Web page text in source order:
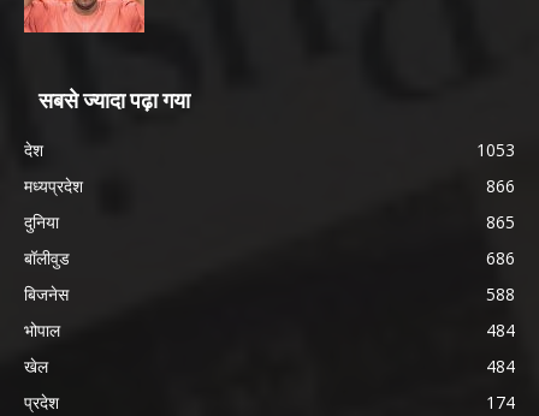
सबसे ज्यादा पढ़ा गया
देश
1053
मध्यप्रदेश
866
दुनिया
865
बॉलीवुड
686
बिजनेस
588
भोपाल
484
खेल
484
प्रदेश
174